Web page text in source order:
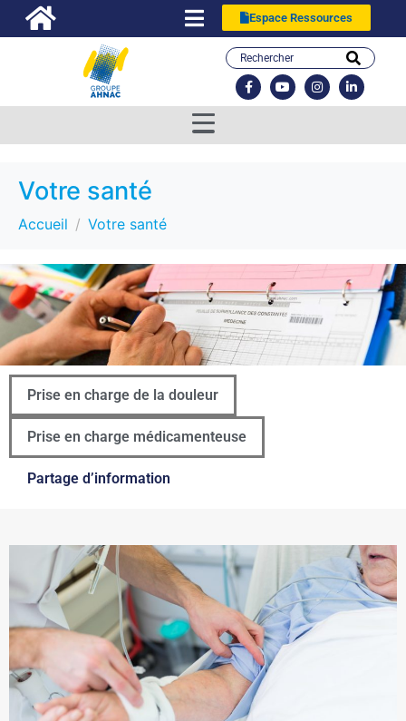
Espace Ressources
Votre santé
Accueil Votre santé
Prise en charge de la douleur
Prise en charge médicamenteuse
Partage d’information